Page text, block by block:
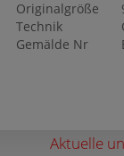
Originalgröße
Technik
Gemälde Nr
Aktuelle